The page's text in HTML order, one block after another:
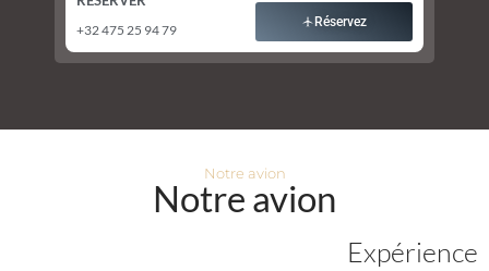
+32 475 25 94 79 Réservez
Notre avion
Notre avion
Expérience